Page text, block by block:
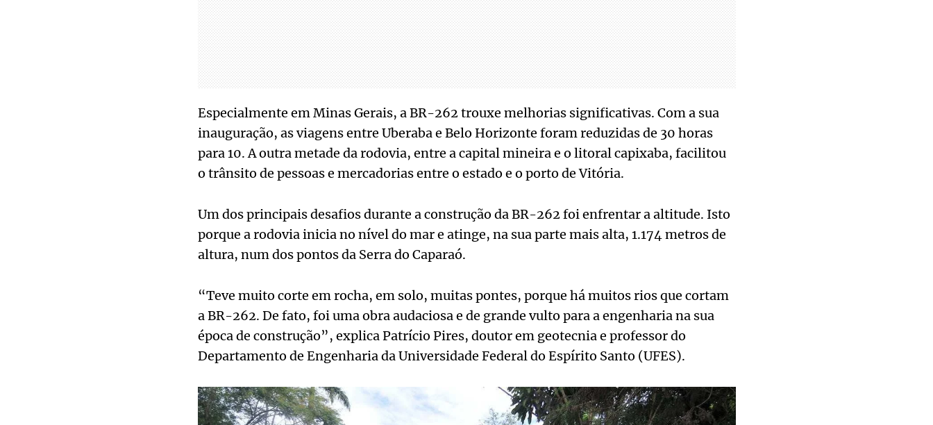
Especialmente em Minas Gerais, a BR-262 trouxe melhorias significativas. Com a sua
inauguração, as viagens entre Uberaba e Belo Horizonte foram reduzidas de 30 horas
para 10. A outra metade da rodovia, entre a capital mineira e o litoral capixaba, facilitou
o trânsito de pessoas e mercadorias entre o estado e o porto de Vitória.
Um dos principais desafios durante a construção da BR-262 foi enfrentar a altitude. Isto
porque a rodovia inicia no nível do mar e atinge, na sua parte mais alta, 1.174 metros de
altura, num dos pontos da Serra do Caparaó.
“Teve muito corte em rocha, em solo, muitas pontes, porque há muitos rios que cortam
a BR-262. De fato, foi uma obra audaciosa e de grande vulto para a engenharia na sua
época de construção”, explica Patrício Pires, doutor em geotecnia e professor do
Departamento de Engenharia da Universidade Federal do Espírito Santo (UFES).